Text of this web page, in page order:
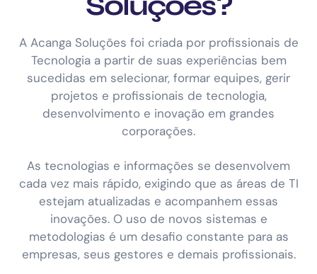
A Acanga Soluções foi criada por profissionais de
Tecnologia a partir de suas experiências bem
sucedidas em selecionar, formar equipes, gerir
projetos e profissionais de tecnologia,
desenvolvimento e inovação em grandes
corporações.
As tecnologias e informações se desenvolvem
cada vez mais rápido, exigindo que as áreas de TI
estejam atualizadas e acompanhem essas
inovações. O uso de novos sistemas e
metodologias é um desafio constante para as
empresas, seus gestores e demais profissionais.